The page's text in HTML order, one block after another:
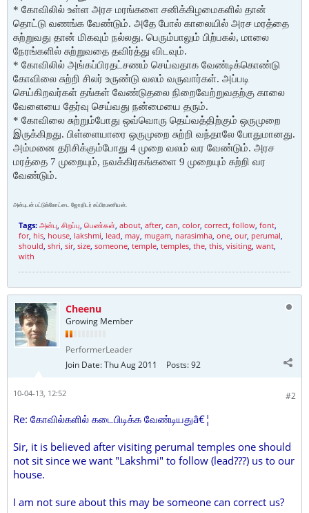
* கோவிலில் உள்ள அரச மரங்களை சனிக்கிழமைகளில் தான்
தொட்டு வணங்க வேண்டும். அதே போல் காலையில் அரச மரத்தை
சுற்றுவது தான் மிகவும் நல்லது. பெரும்பாலும் பிற்பகல், மாலை
நேரங்களில் சுற்றுவதை தவிர்த்து விடவும்.
* கோவிலில் அங்கப்பிரதட்சணம் செய்வதாக வேண்டிக்கொண்டு
கோவிலை சுற்றி சிலர் உருண்டு வலம் வருவார்கள். அப்படி
செய்கிறவர்கள் தங்கள் வேண்டுதலை நிறைவேற்றுவதற்கு காலை
வேளையை தேர்வு செய்வது நன்மையை தரும்.
* கோவிலை சுற்றும்போது ஒவ்வொரு தெய்வத்திற்கும் ஒருமுறை
இருக்கிறது. பிள்ளையாரை ஒருமுறை சுற்றி வந்தாலே போதுமானது.
அம்மனை தரிசிக்கும்போது 4 முறை வலம் வர வேண்டும். அரச
மரத்தை 7 முறையும், நவக்கிரகங்களை 9 முறையும் சுற்றி வர
வேண்டும்.
அன்புடன் பட்டுக்கோட்டை ஜோதிடர் சுப்பிரமணியன்.
Tags: அன்பு, சிறப்பு, பெண்கள், about, after, can, color, correct, follow, font,
for, his, house, lakshmi, lead, may, mugam, narasimha, one, our, perumal,
should, shri, sir, size, someone, temple, temples, the, this, visiting, want,
with
Cheenu
Growing Member
PerformerLeader
Join Date:Thu Aug 2011 Posts:92
#2
10-04-13, 12:52
Re: கோவில்களில் கடைபிடிக்க வேண்டியதுâ€¦
Sir, it is believed after visiting perumal temples one should
not sit since we want "Lakshmi" to follow (lead???) us to our
house.
I am not sure about this may be someone can correct us?